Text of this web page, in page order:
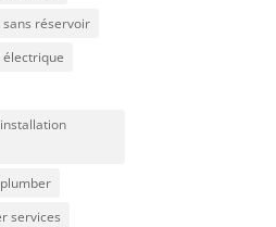
réservoir
services